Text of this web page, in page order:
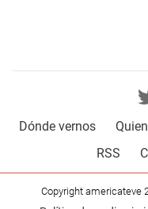
Dónde vernos
RSS
Copyright americateve